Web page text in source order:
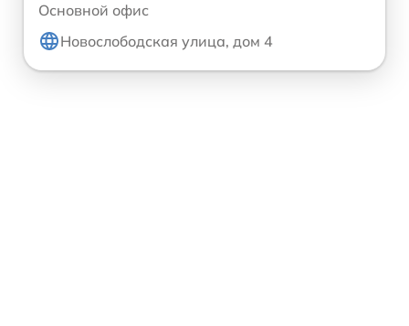
Основной офис
Новослободская улица, дом 4